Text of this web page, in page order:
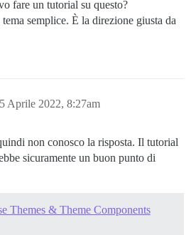
fare un tutorial su questo?
semplice. È la direzione giusta da
5 Aprile 2022, 8:27am
non conosco la risposta. Il tutorial
sicuramente un buon punto di
Themes & Theme Components